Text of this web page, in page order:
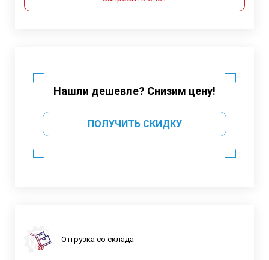
Нашли дешевле? Снизим цену!
ПОЛУЧИТЬ СКИДКУ
Отгрузка со склада